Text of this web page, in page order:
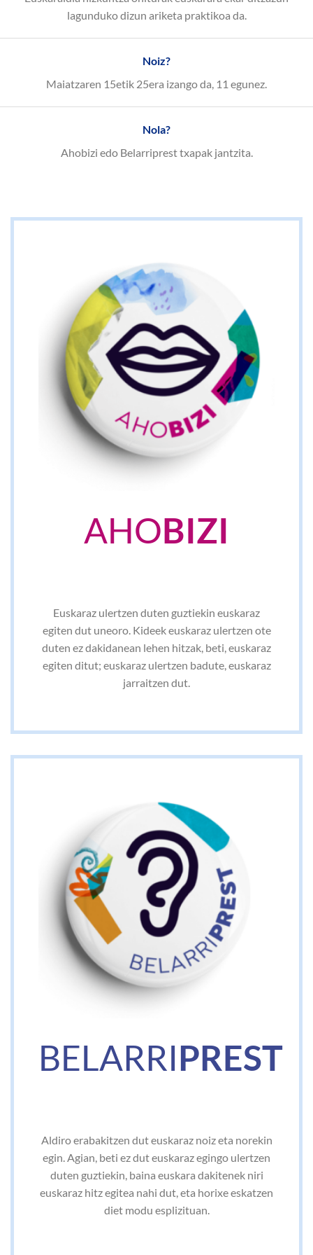
lagunduko dizun ariketa praktikoa da.
Noiz?
Maiatzaren 15etik 25era izango da, 11 egunez.
Nola?
Ahobizi edo Belarriprest txapak jantzita.
AHOBIZI
Euskaraz ulertzen duten guztiekin euskaraz
egiten dut uneoro. Kideek euskaraz ulertzen ote
duten ez dakidanean lehen hitzak, beti, euskaraz
egiten ditut; euskaraz ulertzen badute, euskaraz
jarraitzen dut.
BELARRIPREST
Aldiro erabakitzen dut euskaraz noiz eta norekin
egin. Agian, beti ez dut euskaraz egingo ulertzen
duten guztiekin, baina euskara dakitenek niri
euskaraz hitz egitea nahi dut, eta horixe eskatzen
diet modu esplizituan.